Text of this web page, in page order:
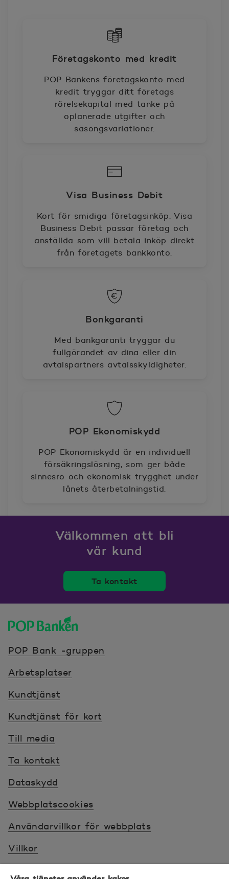
Företagskonto med kredit
POP Bankens företagskonto med
kredit tryggar ditt företags
rörelsekapital med tanke på
oplanerade utgifter och
säsongsvariationer.
Visa Business Debit
Kort för smidiga företagsinköp. Visa
Business Debit passar företag och
anställda som vill betala inköp direkt
från företagets bankkonto.
Bonkgaranti
Med bankgaranti tryggar du
fullgörandet av dina eller din
avtalspartners avtalsskyldigheter.
POP Ekonomiskydd
POP Ekonomiskydd är en individuell
försäkringslösning, som ger både
sinnesro och ekonomisk trygghet under
lånets återbetalningstid.
Välkommen att bli
vår kund
Ta kontakt
POP Bank -gruppen
Arbetsplatser
Kundtjänst
Kundtjänst för kort
Till media
Ta kontakt
Dataskydd
Webbplatscookies
Användarvillkor för webbplats
Villkor